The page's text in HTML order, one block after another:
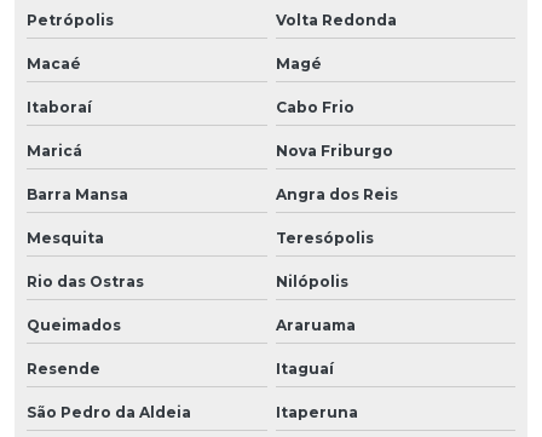
Petrópolis Volta Redonda
Macaé Magé
Itaboraí Cabo Frio
Maricá Nova Friburgo
Barra Mansa Angra dos Reis
Mesquita Teresópolis
Rio das Ostras Nilópolis
Queimados Araruama
Resende Itaguaí
São Pedro da Aldeia Itaperuna